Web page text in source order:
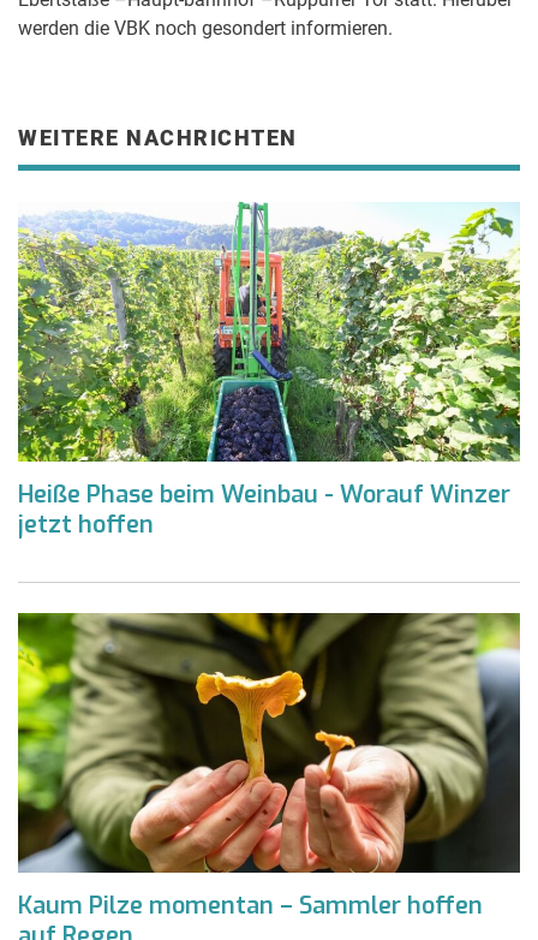
werden die VBK noch gesondert informieren.
WEITERE NACHRICHTEN
Heiße Phase beim Weinbau - Worauf Winzer
jetzt hoffen
Kaum Pilze momentan – Sammler hoffen